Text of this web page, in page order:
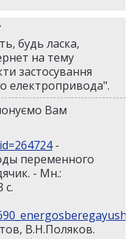
будь ласка,
на тему
застосування
електропривода".
Вам
-
переменного
- Мн.:
с.
В.Н.Поляков.